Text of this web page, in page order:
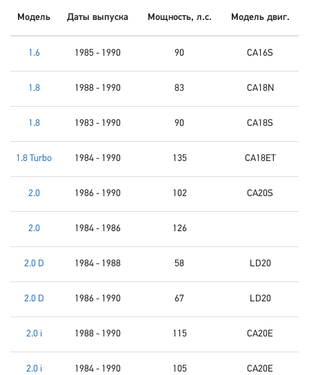
Модель Даты выпуска Мощность, л.с. Модель двиг.
1.6 1985 - 1990 90 CA16S
1.8 1988 - 1990 83 CA18N
1.8 1983 - 1990 90 CA18S
1.8 Turbo 1984 - 1990 135 CA18ET
2.0 1986 - 1990 102 CA20S
2.0 1984 - 1986 126
2.0 D 1984 - 1988 58 LD20
2.0 D 1986 - 1990 67 LD20
2.0 i 1988 - 1990 115 CA20E
2.0 i 1984 - 1990 105 CA20E